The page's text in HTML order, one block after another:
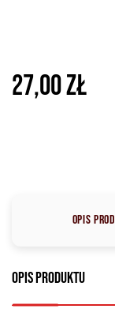
27,00 zł
Opis
Opis produktu